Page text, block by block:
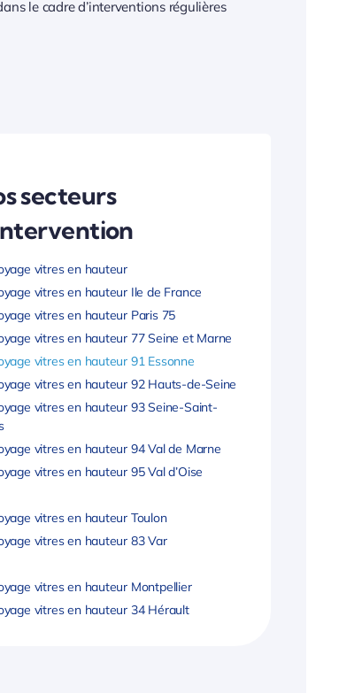
le cadre d’interventions régulières
secteurs
vitres en hauteur
vitres en hauteur Ile de France
vitres en hauteur Paris 75
vitres en hauteur 77 Seine et Marne
vitres en hauteur 91 Essonne
vitres en hauteur 92 Hauts-de-Seine
vitres en hauteur 93 Seine-Saint-
vitres en hauteur 94 Val de Marne
vitres en hauteur 95 Val d’Oise
vitres en hauteur Toulon
vitres en hauteur 83 Var
vitres en hauteur Montpellier
vitres en hauteur 34 Hérault